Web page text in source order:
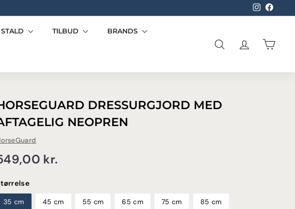
Instagram
STALD TILBUD
BRANDS
SØG
KONTOKURV
DRESSURGJORD MED
NEOPREN
kr.
35 cm 45 cm 55 cm 65 cm 75 cm 85 cm